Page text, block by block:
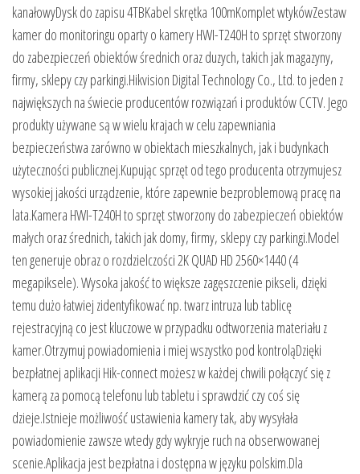
kanałowyDysk do zapisu 4TBKabel skrętka 100mKomplet wtykówZestaw
kamer do monitoringu oparty o kamery HWI-T240H to sprzęt stworzony
do zabezpieczeń obiektów średnich oraz duzych, takich jak magazyny,
firmy, sklepy czy parkingi.Hikvision Digital Technology Co., Ltd. to jeden z
największych na świecie producentów rozwiązań i produktów CCTV. Jego
produkty używane są w wielu krajach w celu zapewniania
bezpieczeństwa zarówno w obiektach mieszkalnych, jak i budynkach
użyteczności publicznej.Kupując sprzęt od tego producenta otrzymujesz
wysokiej jakości urządzenie, które zapewnie bezproblemową pracę na
lata.Kamera HWI-T240H to sprzęt stworzony do zabezpieczeń obiektów
małych oraz średnich, takich jak domy, firmy, sklepy czy parkingi.Model
ten generuje obraz o rozdzielczości 2K QUAD HD 2560×1440 (4
megapiksele). Wysoka jakość to większe zagęszczenie pikseli, dzięki
temu dużo łatwiej zidentyfikować np. twarz intruza lub tablicę
rejestracyjną co jest kluczowe w przypadku odtworzenia materiału z
kamer.Otrzymuj powiadomienia i miej wszystko pod kontroląDzięki
bezpłatnej aplikacji Hik-connect możesz w każdej chwili połączyć się z
kamerą za pomocą telefonu lub tabletu i sprawdzić czy coś się
dzieje.Istnieje możliwość ustawienia kamery tak, aby wysyłała
powiadomienie zawsze wtedy gdy wykryje ruch na obserwowanej
scenie.Aplikacja jest bezpłatna i dostępna w języku polskim.Dla